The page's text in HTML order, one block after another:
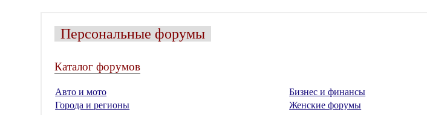
Персональные форумы
Каталог форумов
Авто и мото Бизнес и финансы
Города и регионы
Женские форумы